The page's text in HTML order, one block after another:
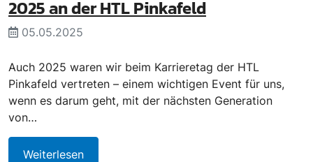
2025 an der HTL Pinkafeld
05.05.2025
Auch 2025 waren wir beim Karrieretag der HTL
Pinkafeld vertreten – einem wichtigen Event für uns,
wenn es darum geht, mit der nächsten Generation
von…
Weiterlesen